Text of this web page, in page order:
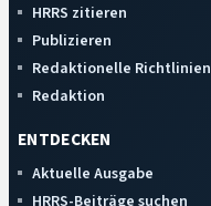
HRRS zitieren
Publizieren
Redaktionelle Richtlinien
Redaktion
ENTDECKEN
Aktuelle Ausgabe
HRRS-Beiträge suchen